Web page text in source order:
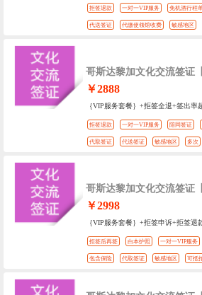
拒签退款 一对一VIP服务 免机酒行程
代送签证 代缴使领馆收费 敏感地区
哥斯达黎加文化交流签证
￥2888
｛VIP服务套餐｝+拒签全退+签出率
拒签退款 一对一VIP服务 陪同签证
代取签证 代送签证 敏感地区 多次
哥斯达黎加文化交流签证
￥2998
｛VIP服务套餐｝+拒签申诉+拒签退
拒签后再签 白本护照 一对一VIP服务
包含保险 代取签证 敏感地区 可抵